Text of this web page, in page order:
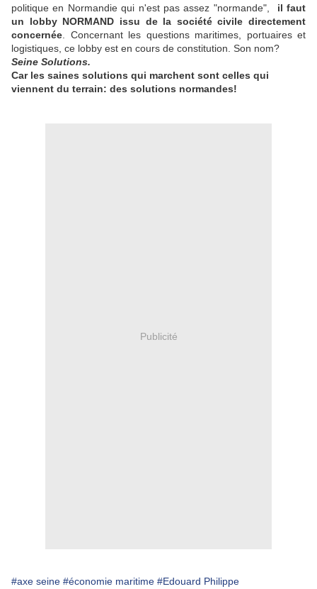
politique en Normandie qui n'est pas assez "normande", il faut
un lobby NORMAND issu de la société civile directement
concernée . Concernant les questions maritimes, portuaires et
logistiques, ce lobby est en cours de constitution. Son nom?
Seine Solutions.
Car les saines solutions qui marchent sont celles qui
viennent du terrain: des solutions normandes!
Publicité
#axe seine #économie maritime #Edouard Philippe